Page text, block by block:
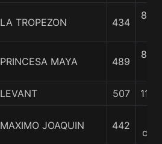
LA TROPEZON 434
8 3/
PRINCESA MAYA 489
8 3/
LEVANT 507 11
MAXIMO JOAQUIN 442